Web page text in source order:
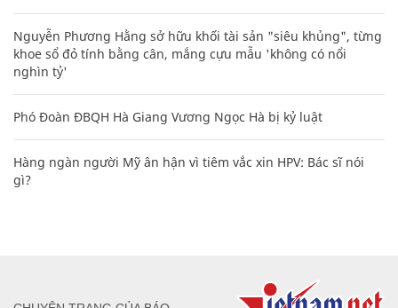
Nguyễn Phương Hằng sở hữu khối tài sản "siêu khủng", từng
khoe sổ đỏ tính bằng cân, mắng cựu mẫu 'không có nổi
nghìn tỷ'
Phó Đoàn ĐBQH Hà Giang Vương Ngọc Hà bị kỷ luật
Hàng ngàn người Mỹ ân hận vì tiêm vắc xin HPV: Bác sĩ nói
gì?